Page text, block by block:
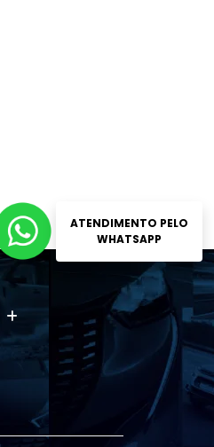
ATENDIMENTO PELO
WHATSAPP